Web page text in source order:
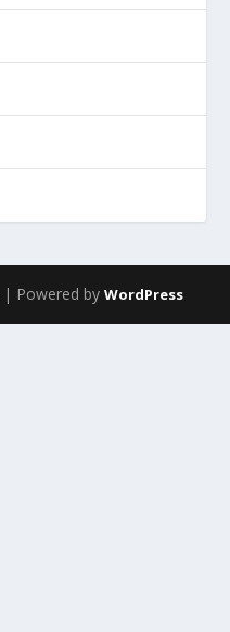
| Powered by WordPress